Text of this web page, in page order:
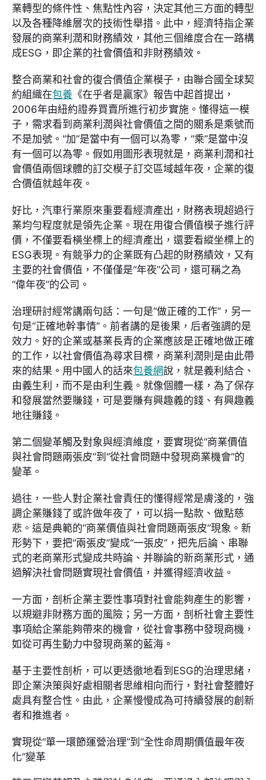
業轉型的條件性、焦點性內容，決定其他三方面的轉型
以及各種降維層次的技術性舉措。此中，經濟特指企業
發展的商業利潤和財務績效，其他三個維度合在一路構
成ESG，即企業的社會價值和非財務績效。
整合商業和社會的復合價值企業模子，由聯合國全球契
約組織在包養 《在乎者是贏家》報告中起首提出，
2006年由紐約證券買賣所進行初步實施。懂得這一模
子，需求看到商業利潤與社會價值之間的關系是乘號而
不是加號。“加”是當中有一個可以為零，“乘”是當中沒
有一個可以為零。假如用圖形表現就是，商業利潤和社
會價值兩個球體的訂交模子訂交區域越年夜，企業的復
合價值就越年夜。
好比，汽車行業原來重要看經濟產出，財務表現超過行
業均勻程度就是領先企業。現在用復合價值模子進行評
價，不僅要看橫坐標上的經濟產出，還要看縱坐標上的
ESG表現。有競爭力的企業既有凸起的財務績效，又有
主要的社會價值，不僅僅是“年夜”公司，還可稱之為
“偉年夜”的公司。
治理研討經常講兩句話：一句是“做正確的工作”，另一
句是“正確地幹事情”。前者講的是後果，后者強調的是
效力。好的企業或基業長青的企業應該是正確地做正確
的工作，以社會價值為尋求目標，商業利潤則是由此帶
來的結果。用中國人的話來包養網說，就是義利結合、
由義生利，而不是由利生義。就像個體一樣，為了保存
和發展當然要賺錢，可是要賺有興趣義的錢、有興趣義
地往賺錢。
第二個變革觸及對象與經濟維度，要實現從“商業價值
與社會問題兩張皮”到“從社會問題中發現商業機會”的
變革。
過往，一些人對企業社會責任的懂得經常是膚淺的，強
調企業賺錢了或許做年夜了，可以捐一點款、做點慈
悲。這是典範的“商業價值與社會問題兩張皮”現象。新
形勢下，要把“兩張皮”變成“一張皮”，把先后論、串聯
式的老商業形式變成共時論、并聯論的新商業形式，通
過解決社會問題實現社會價值，并獲得經濟收益。
一方面，剖析企業主要性事項對社會能夠產生的影響，
以規避非財務方面的風險；另一方面，剖析社會主要性
事項給企業能夠帶來的機會，從社會事務中發現商機，
如從可再生動力中發現商業的藍海。
基于主要性剖析，可以更透徹地看到ESG的治理思緒，
即企業決策與好處相關者思維相向而行，對社會整體好
處具有整合性。由此，企業慢慢成為可持續發展的創新
者和推進者。
實現從“單一環節運營治理”到“全性命周期價值最年夜
化”變革